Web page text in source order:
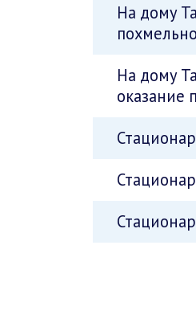
На дому
На дому
оказание